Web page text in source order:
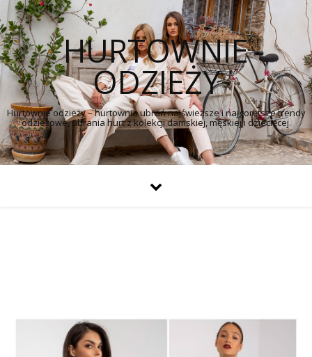
HURTOWNIE
ODZIEŻY
Hurtownie odzieży – hurtownia ubrań najświeższe i najgorętsze trendy
odzieżowe, ubrania hurt z kolekcji damskiej, męskiej i dziecięcej.